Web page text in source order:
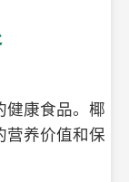
健康食品。椰
营养价值和保